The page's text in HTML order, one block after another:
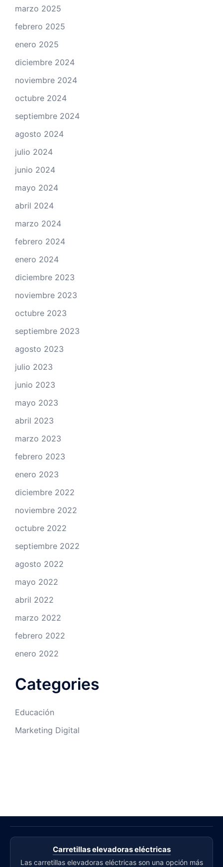
marzo 2025
febrero 2025
enero 2025
diciembre 2024
noviembre 2024
octubre 2024
septiembre 2024
agosto 2024
julio 2024
junio 2024
mayo 2024
abril 2024
marzo 2024
febrero 2024
enero 2024
diciembre 2023
noviembre 2023
octubre 2023
septiembre 2023
agosto 2023
julio 2023
junio 2023
mayo 2023
abril 2023
marzo 2023
febrero 2023
enero 2023
diciembre 2022
noviembre 2022
octubre 2022
septiembre 2022
agosto 2022
mayo 2022
abril 2022
marzo 2022
febrero 2022
enero 2022
Categories
Educación
Marketing Digital
Carretillas elevadoras eléctricas
Las carretillas elevadoras eléctricas son una opción más